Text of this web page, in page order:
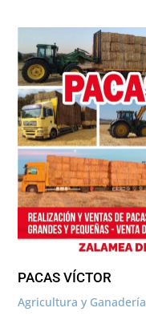
PACAS VÍCTOR
Agricultura y Ganadería